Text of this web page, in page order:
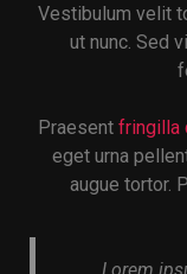
Vestibulum velit
ut nunc. Sed
Praesent fringilla
eget urna
augue tortor.
Lorem